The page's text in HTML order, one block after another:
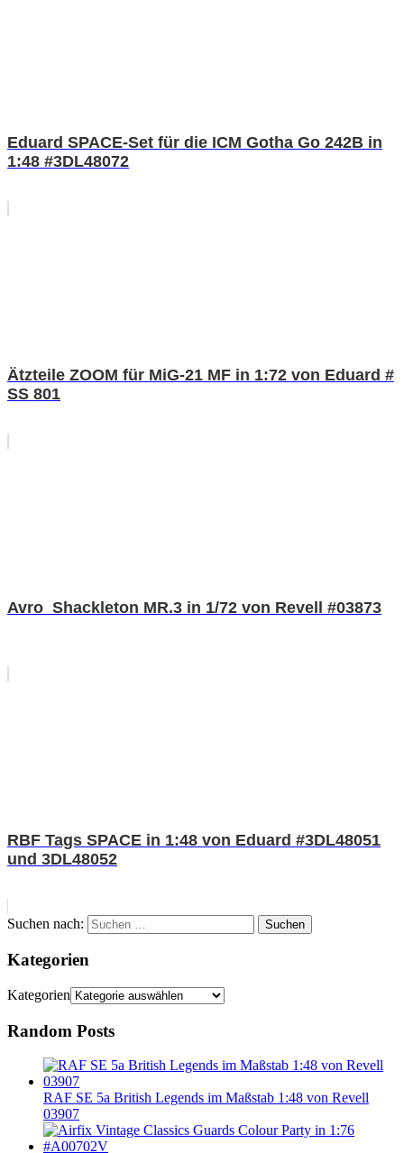
Eduard SPACE-Set für die ICM Gotha Go 242B in
1:48 #3DL48072
Ätzteile ZOOM für MiG-21 MF in 1:72 von Eduard #
SS 801
Avro Shackleton MR.3 in 1/72 von Revell #03873
RBF Tags SPACE in 1:48 von Eduard #3DL48051
und 3DL48052
Suchen nach: Suchen
Kategorien
Kategorien
Random Posts
RAF SE 5a British Legends im Maßstab 1:48 von Revell
03907